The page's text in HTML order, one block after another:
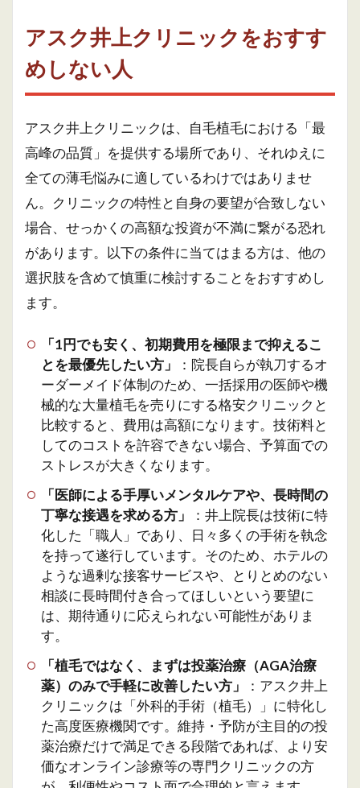
アスク井上クリニックをおすす
めしない人
アスク井上クリニックは、自毛植毛における「最
高峰の品質」を提供する場所であり、それゆえに
全ての薄毛悩みに適しているわけではありませ
ん。クリニックの特性と自身の要望が合致しない
場合、せっかくの高額な投資が不満に繋がる恐れ
があります。以下の条件に当てはまる方は、他の
選択肢を含めて慎重に検討することをおすすめし
ます。
「1円でも安く、初期費用を極限まで抑えるこ
とを最優先したい方」
：院長自らが執刀するオ
ーダーメイド体制のため、一括採用の医師や機
械的な大量植毛を売りにする格安クリニックと
比較すると、費用は高額になります。技術料と
してのコストを許容できない場合、予算面での
ストレスが大きくなります。
「医師による手厚いメンタルケアや、長時間の
丁寧な接遇を求める方」
：井上院長は技術に特
化した「職人」であり、日々多くの手術を執念
を持って遂行しています。そのため、ホテルの
ような過剰な接客サービスや、とりとめのない
相談に長時間付き合ってほしいという要望に
は、期待通りに応えられない可能性がありま
す。
「植毛ではなく、まずは投薬治療（AGA治療
薬）のみで手軽に改善したい方」
：アスク井上
クリニックは「外科的手術（植毛）」に特化し
た高度医療機関です。維持・予防が主目的の投
薬治療だけで満足できる段階であれば、より安
価なオンライン診療等の専門クリニックの方